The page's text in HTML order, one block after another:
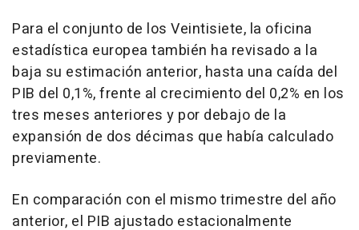
Para el conjunto de los Veintisiete, la oficina
estadística europea también ha revisado a la
baja su estimación anterior, hasta una caída del
PIB del 0,1%, frente al crecimiento del 0,2% en los
tres meses anteriores y por debajo de la
expansión de dos décimas que había calculado
previamente.
En comparación con el mismo trimestre del año
anterior, el PIB ajustado estacionalmente